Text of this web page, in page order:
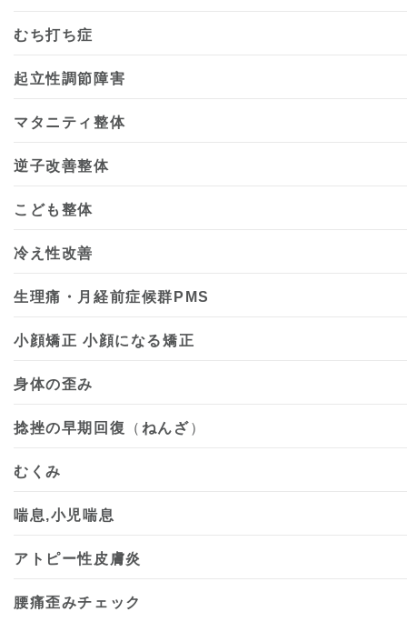
むち打ち症
起立性調節障害
マタニティ整体
逆子改善整体
こども整体
冷え性改善
生理痛・月経前症候群PMS
小顔矯正 小顔になる矯正
身体の歪み
捻挫の早期回復 （ ねんざ）
むくみ
喘息,小児喘息
アトピー性皮膚炎
腰痛歪みチェック